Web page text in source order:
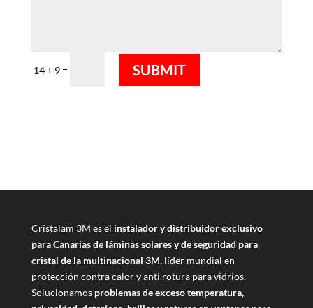
14 + 9= SUBMIT
Cristalam 3M es el instalador y distribuidor exclusivo
para Canarias de láminas solares y de seguridad para
cristal de la multinacional 3M, líder mundial en
protección contra calor y anti rotura para vidrios.
Solucionamos problemas de exceso temperatura,